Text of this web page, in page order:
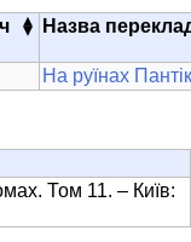
▴
▾ Назва
На руїнах
Том 11. – Київ: